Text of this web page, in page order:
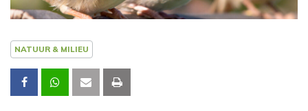
NATUUR & MILIEU